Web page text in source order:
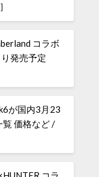
コラボ
発売予定
が国内3月23
覧 価格など /